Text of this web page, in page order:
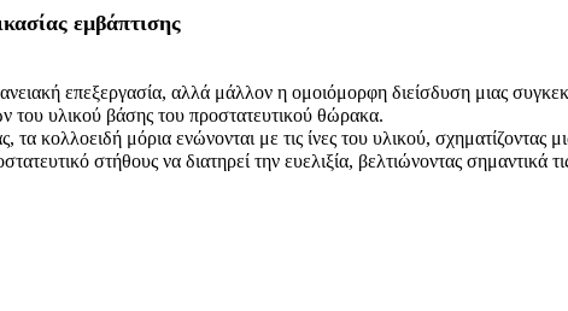
εμβάπτισης
επεξεργασία, αλλά μάλλον η ομοιόμορφη διείσδυση μιας
του υλικού βάσης του προστατευτικού θώρακα.
τα κολλοειδή μόρια ενώνονται με τις ίνες του υλικού, σχηματίζοντας
στήθους να διατηρεί την ευελιξία, βελτιώνοντας σημαντικά